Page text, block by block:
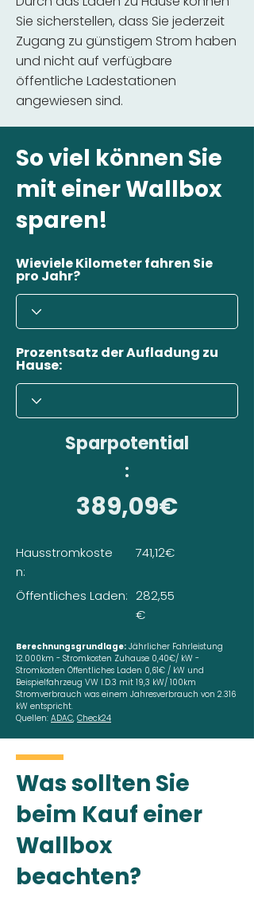
Sie sicherstellen, dass Sie jederzeit
Zugang zu günstigem Strom haben
und nicht auf verfügbare
öffentliche Ladestationen
angewiesen sind.
So viel können Sie
mit einer Wallbox
sparen!
Wieviele Kilometer fahren Sie
pro Jahr?
Prozentsatz der Aufladung zu
Hause:
Sparpotential
:
389,09€
Hausstromkoste
n:
Öffentliches Laden:
741,12€
282,55
€
Berechnungsgrundlage: Jährlicher Fahrleistung
12.000km - Stromkosten Zuhause 0,40€/ kW -
Stromkosten Öffentliches Laden 0,61€ / kW und
Beispielfahrzeug VW I.D.3 mit 19,3 kW/ 100km
Stromverbrauch was einem Jahresverbrauch von 2.316
kW entspricht.
Quellen: ADAC, Check24
Was sollten Sie
beim Kauf einer
Wallbox
beachten?